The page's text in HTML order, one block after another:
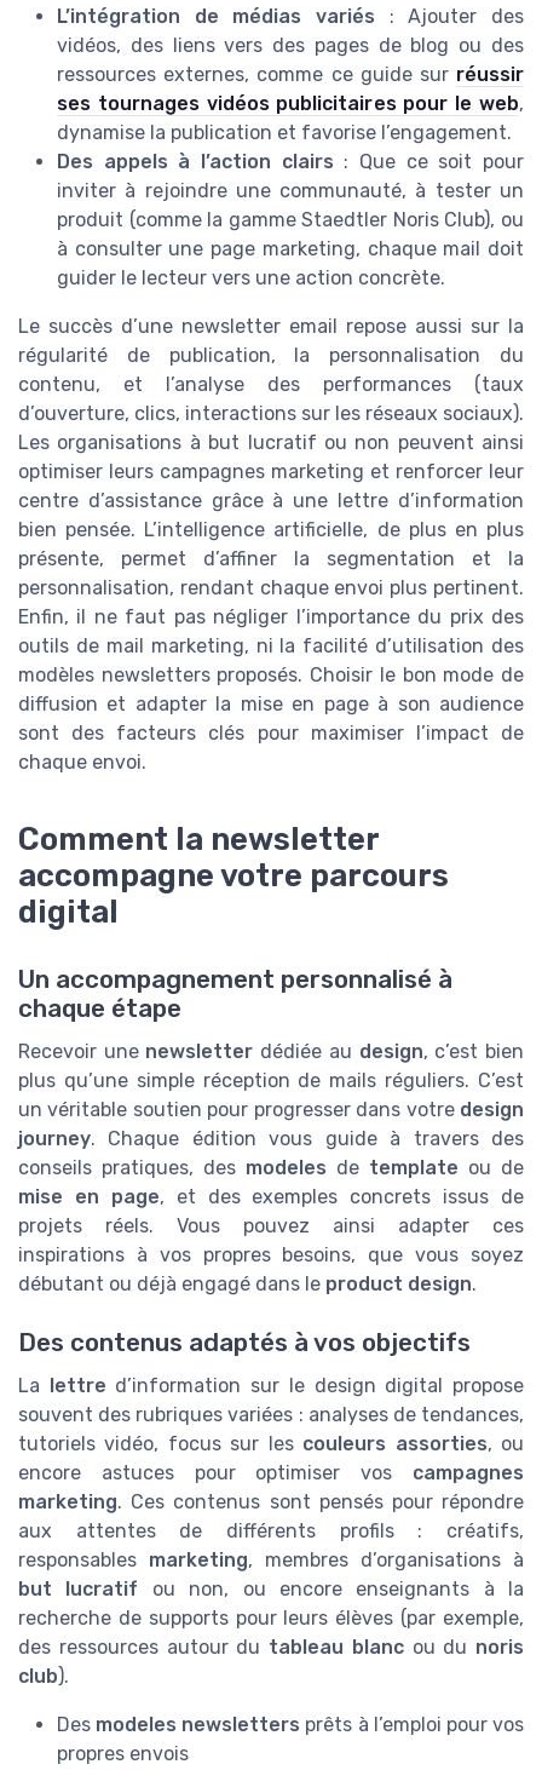
L’intégration de médias variés : Ajouter des
vidéos, des liens vers des pages de blog ou des
ressources externes, comme ce guide sur réussir
ses tournages vidéos publicitaires pour le web,
dynamise la publication et favorise l’engagement.
Des appels à l’action clairs : Que ce soit pour
inviter à rejoindre une communauté, à tester un
produit (comme la gamme Staedtler Noris Club), ou
à consulter une page marketing, chaque mail doit
guider le lecteur vers une action concrète.
Le succès d’une newsletter email repose aussi sur la
régularité de publication, la personnalisation du
contenu, et l’analyse des performances (taux
d’ouverture, clics, interactions sur les réseaux sociaux).
Les organisations à but lucratif ou non peuvent ainsi
optimiser leurs campagnes marketing et renforcer leur
centre d’assistance grâce à une lettre d’information
bien pensée. L’intelligence artificielle, de plus en plus
présente, permet d’affiner la segmentation et la
personnalisation, rendant chaque envoi plus pertinent.
Enfin, il ne faut pas négliger l’importance du prix des
outils de mail marketing, ni la facilité d’utilisation des
modèles newsletters proposés. Choisir le bon mode de
diffusion et adapter la mise en page à son audience
sont des facteurs clés pour maximiser l’impact de
chaque envoi.
Comment la newsletter
accompagne votre parcours
digital
Un accompagnement personnalisé à
chaque étape
Recevoir une newsletter dédiée au design, c’est bien
plus qu’une simple réception de mails réguliers. C’est
un véritable soutien pour progresser dans votre design
journey. Chaque édition vous guide à travers des
conseils pratiques, des modeles de template ou de
mise en page, et des exemples concrets issus de
projets réels. Vous pouvez ainsi adapter ces
inspirations à vos propres besoins, que vous soyez
débutant ou déjà engagé dans le product design.
Des contenus adaptés à vos objectifs
La lettre d’information sur le design digital propose
souvent des rubriques variées : analyses de tendances,
tutoriels vidéo, focus sur les couleurs assorties, ou
encore astuces pour optimiser vos campagnes
marketing. Ces contenus sont pensés pour répondre
aux attentes de différents profils : créatifs,
responsables marketing, membres d’organisations à
but lucratif ou non, ou encore enseignants à la
recherche de supports pour leurs élèves (par exemple,
des ressources autour du tableau blancou du noris
club).
Des modeles newsletters prêts à l’emploi pour vos
propres envois